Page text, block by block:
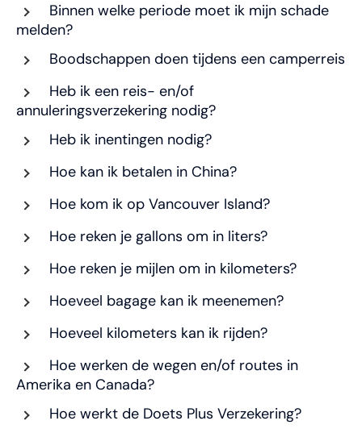
Binnen welke periode moet ik mijn schade
melden?
Boodschappen doen tijdens een camperreis
Heb ik een reis- en/of
annuleringsverzekering nodig?
Heb ik inentingen nodig?
Hoe kan ik betalen in China?
Hoe kom ik op Vancouver Island?
Hoe reken je gallons om in liters?
Hoe reken je mijlen om in kilometers?
Hoeveel bagage kan ik meenemen?
Hoeveel kilometers kan ik rijden?
Hoe werken de wegen en/of routes in
Amerika en Canada?
Hoe werkt de Doets Plus Verzekering?